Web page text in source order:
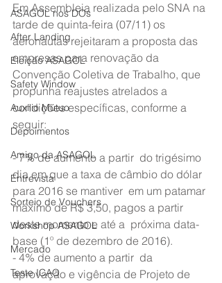
ASAGOL nos DOs
After Landing
Eleição ASAGOL
Safety Window
Auxílio Mútuo
Depoimentos
Amigo da ASAGOL
Entrevista
Sorteio de Vouchers
Workshop ASAGOL
Mercado
Teste ICAO
Em Assembleia realizada pelo SNA na
tarde de quinta-feira (07/11) os
aeronautas rejeitaram a proposta das
empresas para renovação da
Convenção Coletiva de Trabalho, que
propunha reajustes atrelados a
condições específicas, conforme a
seguir:
- 7% de aumento a partir  do trigésimo
dia em que a taxa de câmbio do dólar
para 2016 se mantiver  em um patamar
máximo de R$ 3,50, pagos a partir
deste momento e até a  próxima data-
base (1º de dezembro de 2016).
- 4% de aumento a partir  da
aprovação e vigência de Projeto de